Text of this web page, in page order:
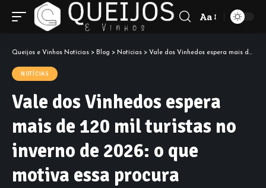
Font
Aa
Queijos e Vinhos Notícias > Blog > Notícias > Vale dos Vinhedos espera mais de 120 mil turistas no inverno de 2026: o que motiva essa procura
NOTÍCIAS
Vale dos Vinhedos espera
mais de 120 mil turistas no
inverno de 2026: o que
motiva essa procura